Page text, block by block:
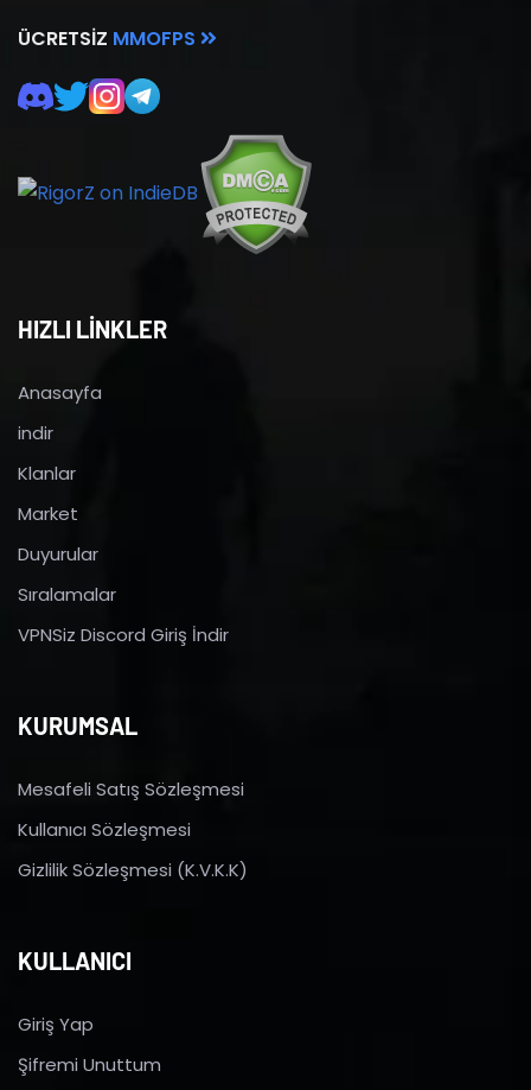
ÜCRETSIZ MMOFPS
HIZLI LİNKLER
Anasayfa
indir
Klanlar
Market
Duyurular
Sıralamalar
VPNSiz Discord Giriş İndir
KURUMSAL
Mesafeli Satış Sözleşmesi
Kullanıcı Sözleşmesi
Gizlilik Sözleşmesi (K.V.K.K)
KULLANICI
Giriş Yap
Şifremi Unuttum